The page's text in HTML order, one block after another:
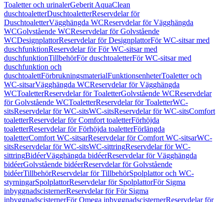
Toaletter och urinalerGeberit AquaClean
duschtoaletterDuschtoaletterReservdelar för
DuschtoaletterVägghängda WCReservdelar för Vägghängda
WCGolvstående WCReservdelar för Golvstående
WCDesignplattorReservdelar för DesignplattorFör WC-sitsar med
duschfunktionReservdelar för För WC-sitsar med
duschfunktionTillbehörFör duschtoaletterFör WC-sitsar med
duschfunktion och
duschtoalettFörbrukningsmaterialFunktionsenheterToaletter och
WC-sitsarVägghängda WCReservdelar för Vägghängda
WCToaletterReservdelar för ToaletterGolvstående WCReservdelar
för Golvstående WCToaletterReservdelar för ToaletterWC-
sitsReservdelar för WC-sitsWC-sitsReservdelar för WC-sitsComfort
toaletterReservdelar för Comfort toaletterFörhöjda
toaletterReservdelar för Förhöjda toaletterFörlängda
toaletterComfort WC-sitsarReservdelar för Comfort WC-sitsarWC-
sitsReservdelar för WC-sitsWC-sittringReservdelar för WC-
sittringBidéerVägghängda bidéerReservdelar för Vägghängda
bidéerGolvstående bidéerReservdelar för Golvstående
bidéerTillbehörReservdelar för TillbehörSpolplattor och WC-
styrningarSpolplattorReservdelar för SpolplattorFör Sigma
inbyggnadscisternerReservdelar för För Sigma
inbyggnadscisternerFör Omega inbyggnadscisternerReservdelar för